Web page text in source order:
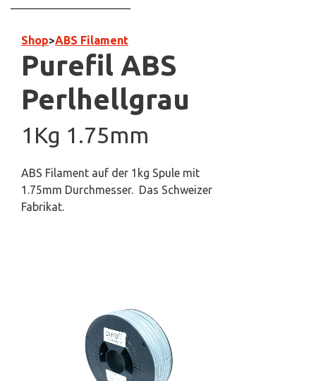
Shop>ABS Filament
Purefil ABS
Perlhellgrau
1Kg 1.75mm
ABS Filament auf der 1kg Spule mit
1.75mm Durchmesser. Das Schweizer
Fabrikat.